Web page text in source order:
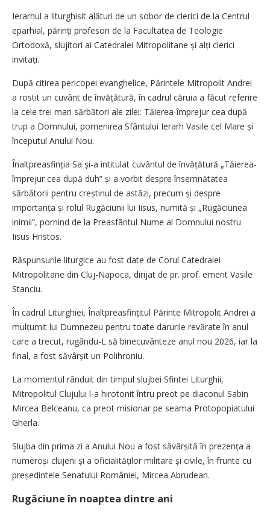
Ierarhul a liturghisit alături de un sobor de clerici de la Centrul
eparhial, părinți profesori de la Facultatea de Teologie
Ortodoxă, slujitori ai Catedralei Mitropolitane și alți clerici
invitați.
După citirea pericopei evanghelice, Părintele Mitropolit Andrei
a rostit un cuvânt de învățătură, în cadrul căruia a făcut referire
la cele trei mari sărbători ale zilei: Tăierea-împrejur cea după
trup a Domnului, pomenirea Sfântului Ierarh Vasile cel Mare și
începutul Anului Nou.
Înaltpreasfinția Sa și-a intitulat cuvântul de învățătură „Tăierea-
împrejur cea după duh” și a vorbit despre însemnătatea
sărbătorii pentru creștinul de astăzi, precum și despre
importanța și rolul Rugăciunii lui Iisus, numită și „Rugăciunea
inimii”, pornind de la Preasfântul Nume al Domnului nostru
Iisus Hristos.
Răspunsurile liturgice au fost date de Corul Catedralei
Mitropolitane din Cluj-Napoca, dirijat de pr. prof. emerit Vasile
Stanciu.
În cadrul Liturghiei, Înaltprea­sfințitul Părinte Mitropolit Andrei a
mulțumit lui Dumnezeu pentru toate darurile revărate în anul
care a trecut, rugându-L să binecuvânteze anul nou 2026, iar la
final, a fost săvârșit un Polihroniu.
La momentul rânduit din timpul slujbei Sfintei Liturghii,
Mitropolitul Clujului l-a hirotonit întru preot pe diaconul Sabin
Mircea Belceanu, ca preot misionar pe seama Protopopiatului
Gherla.
Slujba din prima zi a Anului Nou a fost săvârșită în prezența a
numeroși clujeni și a oficialităților militare și civile, în frunte cu
pre­ședintele Senatului României, Mircea Abrudean.
Rugăciune în noaptea dintre ani